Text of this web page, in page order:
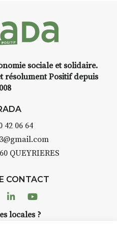
INTERVIEW
ouvert une galerie à
TURLE Le Fumoir n’est
une galerie permanente.
organise
le village
les granges d’Auzon. Le
sociale et solidaire.
résolument Positif depuis
42 06 64
QUEYRIERES
CONTACT
LinkedinYoutube
locales ?